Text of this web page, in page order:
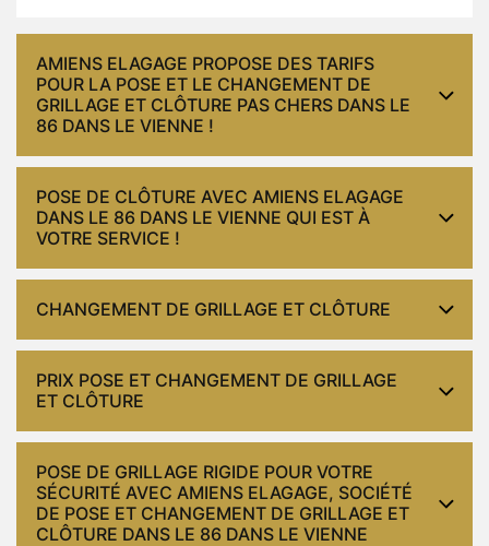
AMIENS ELAGAGE PROPOSE DES TARIFS
POUR LA POSE ET LE CHANGEMENT DE
GRILLAGE ET CLÔTURE PAS CHERS DANS LE
86 DANS LE VIENNE !
POSE DE CLÔTURE AVEC AMIENS ELAGAGE
DANS LE 86 DANS LE VIENNE QUI EST À
VOTRE SERVICE !
CHANGEMENT DE GRILLAGE ET CLÔTURE
PRIX POSE ET CHANGEMENT DE GRILLAGE
ET CLÔTURE
POSE DE GRILLAGE RIGIDE POUR VOTRE
SÉCURITÉ AVEC AMIENS ELAGAGE, SOCIÉTÉ
DE POSE ET CHANGEMENT DE GRILLAGE ET
CLÔTURE DANS LE 86 DANS LE VIENNE